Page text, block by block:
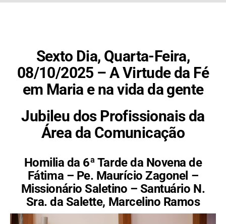
Sexto Dia, Quarta-Feira,
08/10/2025 – A Virtude da Fé
em Maria e na vida da gente
Jubileu dos Profissionais da
Área da Comunicação
Homilia da 6ª Tarde da Novena de
Fátima – Pe. Maurício Zagonel –
Missionário Saletino – Santuário N.
Sra. da Salette, Marcelino Ramos